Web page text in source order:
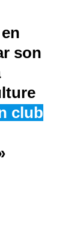
son
club